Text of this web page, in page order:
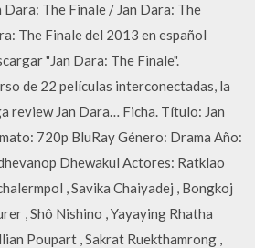
The Finale / Jan Dara: The
The Finale del 2013 en español
"Jan Dara: The Finale".
de 22 películas interconectadas, la
review Jan Dara… Ficha. Título: Jan
720p BluRay Género: Drama Año:
Dhewakul Actores: Ratklao
, Savika Chaiyadej , Bongkoj
, Shô Nishino , Yayaying Rhatha
Poupart , Sakrat Ruekthamrong ,